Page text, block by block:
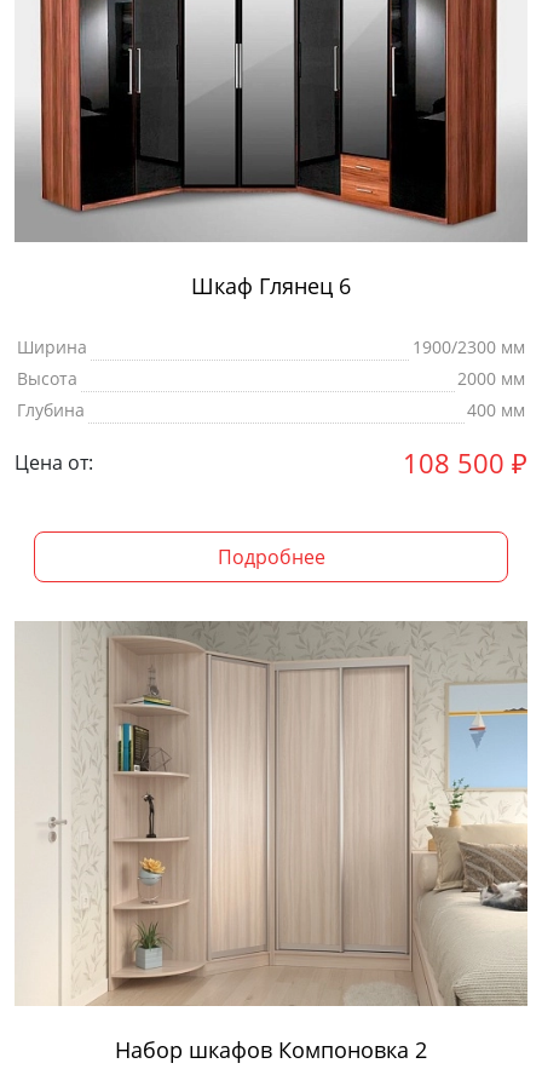
Шкаф Глянец 6
Ширина
1900/2300 мм
Высота
2000 мм
Глубина
400 мм
Цена от: 108 500 ₽
Подробнее
Набор шкафов Компоновка 2